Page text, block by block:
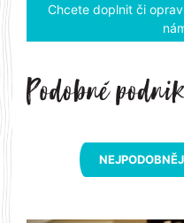
Chcete doplnit či